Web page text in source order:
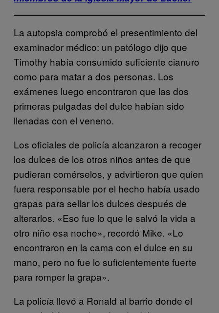
La autopsia comprobó el presentimiento del
examinador médico: un patólogo dijo que
Timothy había consumido suficiente cianuro
como para matar a dos personas. Los
exámenes luego encontraron que las dos
primeras pulgadas del dulce habían sido
llenadas con el veneno.
Los oficiales de policía alcanzaron a recoger
los dulces de los otros niños antes de que
pudieran comérselos, y advirtieron que quien
fuera responsable por el hecho había usado
grapas para sellar los dulces después de
alterarlos. «Eso fue lo que le salvó la vida a
otro niño esa noche», recordó Mike. «Lo
encontraron en la cama con el dulce en su
mano, pero no fue lo suficientemente fuerte
para romper la grapa».
La policía llevó a Ronald al barrio donde el